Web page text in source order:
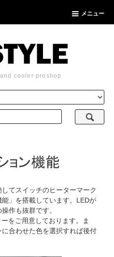
メニュー
cooler proshop
てスイッチのヒーターマーク
」を搭載しています。LEDが
作も抜群です。
をご用意しております。ま
合わせた色を選択すれば後付